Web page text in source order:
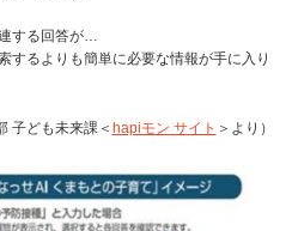
する回答が…
するよりも簡単に必要な情報が手に入り
子ども未来課＜ hapiモン サイト ＞より）